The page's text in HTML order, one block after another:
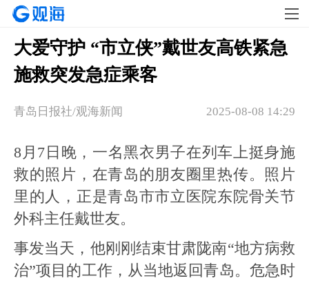
大爱守护 “市立侠”戴世友高铁紧急
施救突发急症乘客
2025-08-08 14:29
青岛日报社/观海新闻
8月7日晚，一名黑衣男子在列车上挺身施
救的照片，在青岛的朋友圈里热传。照片
里的人，正是青岛市市立医院东院骨关节
外科主任戴世友。
事发当天，他刚刚结束甘肃陇南“地方病救
治”项目的工作，从当地返回青岛。危急时